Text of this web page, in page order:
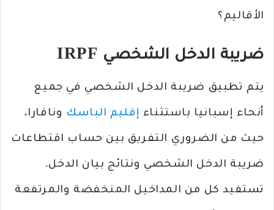
الأقاليم؟
ضريبة الدخل الشخصي IRPF
يتم تطبيق ضريبة الدخل الشخصي في جميع
أنحاء إسبانيا باستثناء إقليم الباسك ونافارا،
حيث من الضروري التفريق بين حساب اقتطاعات
ضريبة الدخل الشخصي ونتائج بيان الدخل.
تستفيد كل من المداخيل المنخفضة والمرتفعة